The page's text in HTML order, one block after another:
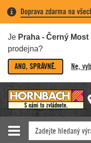
Doprava zdarma na
Je Praha - Černý Most
prodejna?
ANO, SPRÁVNĚ. Ne,